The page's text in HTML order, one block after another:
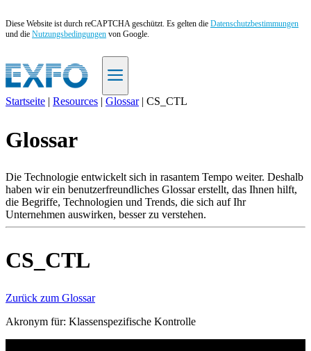
Diese Website ist durch reCAPTCHA geschützt. Es gelten die Datenschutzbestimmungen
und die Nutzungsbedingungen von Google.
Produkte
Support
Services
Kaufen
Ressourcen
Register Anmeldung
Startseite | Resources | Glossar | CS_CTL
Glossar
Die Technologie entwickelt sich in rasantem Tempo weiter. Deshalb
haben wir ein benutzerfreundliches Glossar erstellt, das Ihnen hilft,
die Begriffe, Technologien und Trends, die sich auf Ihr
Unternehmen auswirken, besser zu verstehen.
CS_CTL
Zurück zum Glossar
Akronym für: Klassenspezifische Kontrolle